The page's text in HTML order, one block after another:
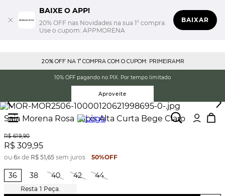
BAIXE O APP!
20% OFF nas Novidades na sua 1° compra.
Use o cupom: APPMORENA
BAIXAR
20% OFF NA 1° COMPRA COM O CUPOM: PRIMEIRAMR
10% OFF pagando no PIX. Por tempo limitado
Aproveite
Saia Morena Rosa Lápis Alta Curta Bege Claro
R$ 619,90
R$ 309,95
ou 6x de R$ 51,65 sem juros 50%OFF
36 38 40 42 44
1 Peça.